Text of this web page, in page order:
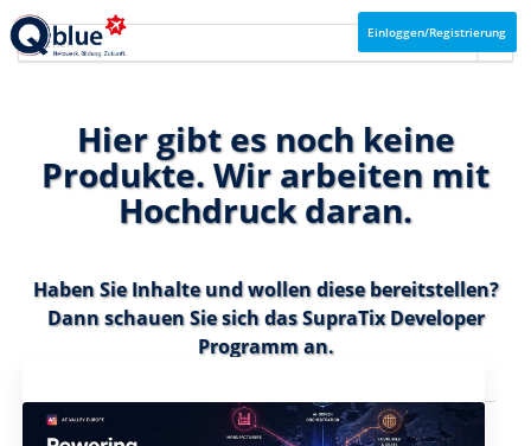
Einloggen/Registrierung
Hier gibt es noch keine
Produkte. Wir arbeiten mit
Hochdruck daran.
Haben Sie Inhalte und wollen diese bereitstellen?
Dann schauen Sie sich dasSupraTix Developer
Programman.